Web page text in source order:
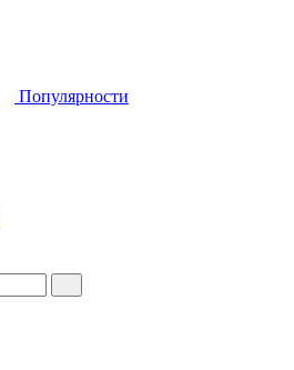
Популярности